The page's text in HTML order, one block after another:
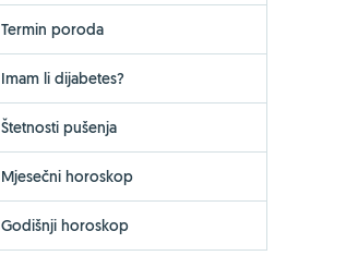
17,49 €
Termin poroda
Imam li dijabetes?
Štetnosti pušenja
Mjesečni horoskop
Godišnji horoskop